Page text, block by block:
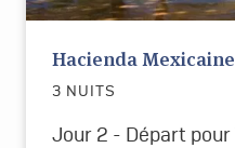
Hacienda Mexicaine
3 NUITS
Jour 2 - Départ pour